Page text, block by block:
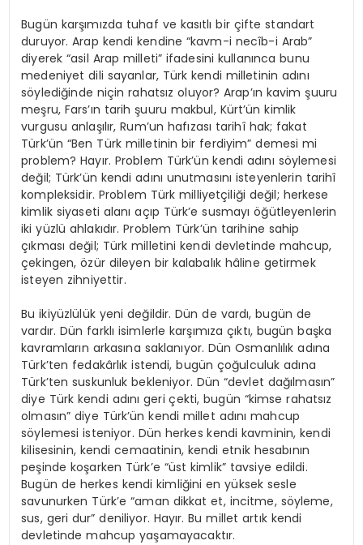
Bugün karşımızda tuhaf ve kasıtlı bir çifte standart
duruyor. Arap kendi kendine “kavm-i necîb-i Arab”
diyerek “asil Arap milleti” ifadesini kullanınca bunu
medeniyet dili sayanlar, Türk kendi milletinin adını
söylediğinde niçin rahatsız oluyor? Arap’ın kavim şuuru
meşru, Fars’ın tarih şuuru makbul, Kürt’ün kimlik
vurgusu anlaşılır, Rum’un hafızası tarihî hak; fakat
Türk’ün “Ben Türk milletinin bir ferdiyim” demesi mi
problem? Hayır. Problem Türk’ün kendi adını söylemesi
değil; Türk’ün kendi adını unutmasını isteyenlerin tarihî
kompleksidir. Problem Türk milliyetçiliği değil; herkese
kimlik siyaseti alanı açıp Türk’e susmayı öğütleyenlerin
iki yüzlü ahlakıdır. Problem Türk’ün tarihine sahip
çıkması değil; Türk milletini kendi devletinde mahcup,
çekingen, özür dileyen bir kalabalık hâline getirmek
isteyen zihniyettir.
Bu ikiyüzlülük yeni değildir. Dün de vardı, bugün de
vardır. Dün farklı isimlerle karşımıza çıktı, bugün başka
kavramların arkasına saklanıyor. Dün Osmanlılık adına
Türk’ten fedakârlık istendi, bugün çoğulculuk adına
Türk’ten suskunluk bekleniyor. Dün “devlet dağılmasın”
diye Türk kendi adını geri çekti, bugün “kimse rahatsız
olmasın” diye Türk’ün kendi millet adını mahcup
söylemesi isteniyor. Dün herkes kendi kavminin, kendi
kilisesinin, kendi cemaatinin, kendi etnik hesabının
peşinde koşarken Türk’e “üst kimlik” tavsiye edildi.
Bugün de herkes kendi kimliğini en yüksek sesle
savunurken Türk’e “aman dikkat et, incitme, söyleme,
sus, geri dur” deniliyor. Hayır. Bu millet artık kendi
devletinde mahcup yaşamayacaktır.